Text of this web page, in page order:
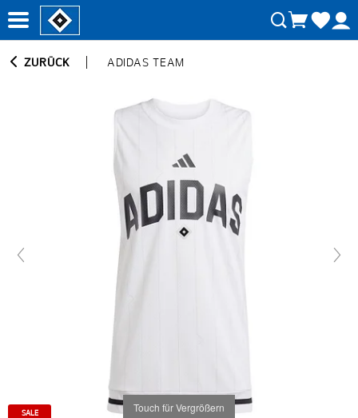
ZURÜCK ADIDAS TEAM
Touch für Vergrößern
SALE